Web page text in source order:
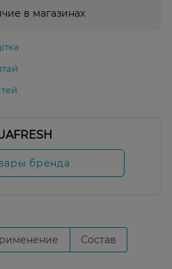
в магазинах
бренда
Состав